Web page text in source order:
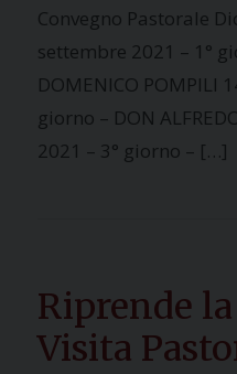
Convegno
settembre 2021 – 1°
DOMENICO POMPILI
giorno – DON
2021 – 3° giorno – […]
Riprende
Visita